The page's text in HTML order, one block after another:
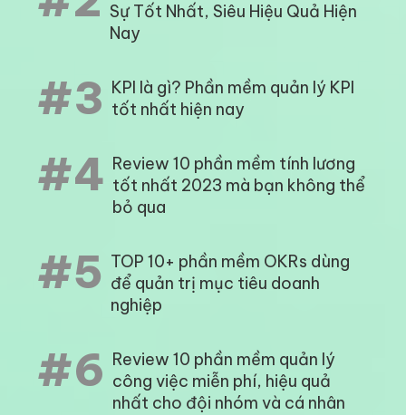
Sự Tốt Nhất, Siêu Hiệu Quả Hiện
Nay
#3 KPI là gì? Phần mềm quản lý KPI
tốt nhất hiện nay
#4 Review 10 phần mềm tính lương
tốt nhất 2023 mà bạn không thể
bỏ qua
#5 TOP 10+ phần mềm OKRs dùng
để quản trị mục tiêu doanh
nghiệp
#6 Review 10 phần mềm quản lý
công việc miễn phí, hiệu quả
nhất cho đội nhóm và cá nhân